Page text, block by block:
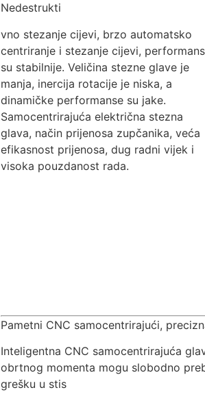
Nedestrukti
vno stezanje cijevi, brzo automatsko
centriranje i stezanje cijevi,
su stabilnije. Veličina stezne glave je
manja, inercija rotacije je niska, a
dinamičke performanse su jake.
Samocentrirajuća električna stezna
glava, način prijenosa zupčanika, veća
efikasnost prijenosa, dug radni vijek i
visoka pouzdanost rada.
Pametni CNC samocentrirajući,
Inteligentna CNC samocentrirajuća
obrtnog momenta mogu slobodno
grešku u stis